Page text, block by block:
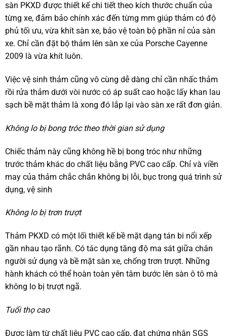
sàn PKXD được thiết kế chi tiết theo kích thước chuẩn của
từng xe, đảm bảo chính xác đến từng mm giúp thảm có độ
phủ tối ưu, vừa khít sàn xe, bảo vệ toàn bộ phần nỉ của sàn
xe. Chỉ cần đặt bộ thảm lên sàn xe của Porsche Cayenne
2009 là vừa khít luôn.
Việc vệ sinh thảm cũng vô cùng dễ dàng chỉ cần nhấc thảm
rồi rửa thảm dưới vòi nước có áp suất cao hoặc lấy khan lau
sạch bề mặt thảm là xong đó lắp lại vào sàn xe rất đơn giản.
Không lo bị bong tróc theo thời gian sử dụng
Chiếc thảm này cũng không hề bị bong tróc như những
trước thảm khác do chất liệu bằng PVC cao cấp. Chỉ và viền
may của thảm chắc chắn không bị lỗi, bục trong quá trình sử
dụng, vệ sinh
Không lo bị trơn trượt
Thảm PKXD có một lối thiết kế bề mặt dạng tán bi nổi xếp
gần nhau tạo rãnh. Có tác dụng tăng độ ma sát giữa chân
người sử dụng và bề mặt sàn xe, chống trơn trượt. Những
hành khách có thể hoàn toàn yên tâm bước lên sàn ô tô mà
không lo bị trượt ngã.
Tuổi thọ cao
Được làm từ chất liệu PVC cao cấp, đạt chứng nhận SGS